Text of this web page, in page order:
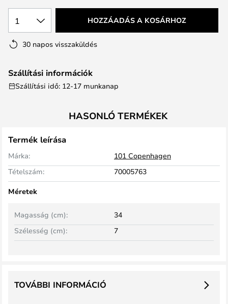
1 HOZZÁADÁS A KOSÁRHOZ
30 napos visszaküldés
Szállítási információk
Szállítási idő: 12-17 munkanap
HASONLÓ TERMÉKEK
Termék leírása
Márka:
101 Copenhagen
Tételszám:
70005763
Méretek
Szélesség (cm): 7
Magasság (cm): 34
TOVÁBBI INFORMÁCIÓ